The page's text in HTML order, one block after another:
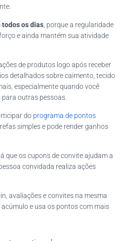
os dias , porque a regularidade
e ainda mantém sua atividade
de produtos logo após receber
detalhados sobre caimento, tecido
especialmente quando você
outras pessoas.
do programa de pontos
simples e pode render ganhos
que os cupons de convite ajudam a
convidada realiza ações
avaliações e convites na mesma
e usa os pontos com mais